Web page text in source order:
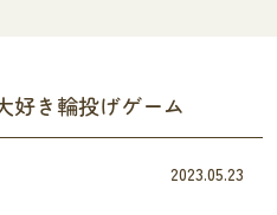
好き輪投げゲーム
2023.05.23